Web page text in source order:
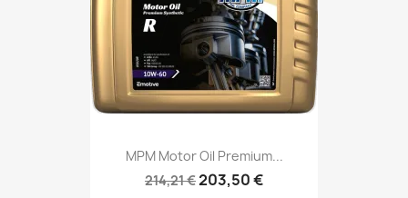
MPM Motor Oil Premium...
214,21 €203,50 €